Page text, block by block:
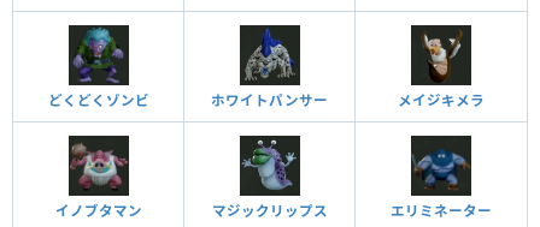
どくどくゾンビ ホワイトパンサー メイジキメラ
イノブタマン マジックリップス エリミネーター